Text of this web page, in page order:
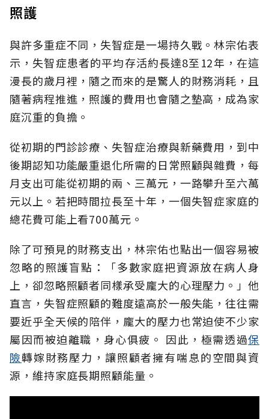
照護
與許多重症不同，失智症是一場持久戰。林宗佑表
示，失智症患者的平均存活約長達8至12年，在這
漫長的歲月裡，隨之而來的是驚人的財務消耗，且
隨著病程推進，照護的費用也會隨之墊高，成為家
庭沉重的負擔。
從初期的門診診療、失智症治療與新藥費用，到中
後期認知功能嚴重退化所需的日常照顧與雜費，每
月支出可能從初期的兩、三萬元，一路攀升至六萬
元以上。若把時間拉長至十年，一個失智症家庭的
總花費可能上看700萬元。
除了可預見的財務支出，林宗佑也點出一個容易被
忽略的照護盲點：「多數家庭把資源放在病人身
上，卻忽略照顧者同樣承受龐大的心理壓力。」他
直言，失智症照顧的難度遠高於一般失能，往往需
要近乎全天候的陪伴，龐大的壓力也常迫使不少家
屬因而被迫離職，身心俱疲。 因此，極需透過保
險轉嫁財務壓力，讓照顧者擁有喘息的空間與資
源，維持家庭長期照顧能量。